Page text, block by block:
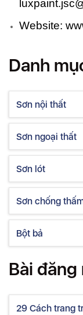
Website:
Danh
Sơn nội thất
Sơn ngoại thất
Sơn lót
Sơn chống
Bột bả
Bài
29 Cách trang